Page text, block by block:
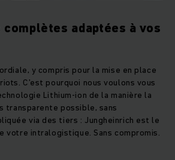
adaptées à vos
y compris pour la mise en place
C’est pourquoi nous voulons vous
Lithium-ion de la manière la
transparente possible, sans
via des tiers : Jungheinrich est le
votre intralogistique. Sans compromis.